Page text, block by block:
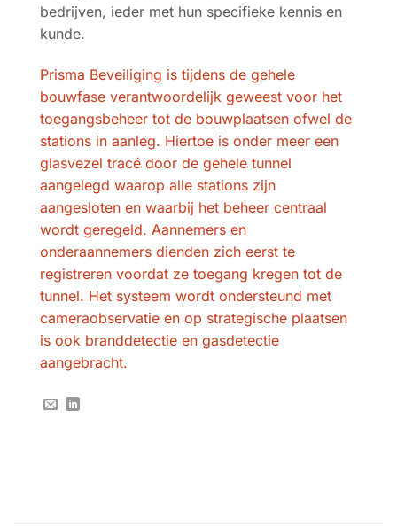
bedrijven, ieder met hun specifieke kennis en
kunde.
Prisma Beveiliging is tijdens de gehele
bouwfase verantwoordelijk geweest voor het
toegangsbeheer tot de bouwplaatsen ofwel de
stations in aanleg. Hiertoe is onder meer een
glasvezel tracé door de gehele tunnel
aangelegd waarop alle stations zijn
aangesloten en waarbij het beheer centraal
wordt geregeld. Aannemers en
onderaannemers dienden zich eerst te
registreren voordat ze toegang kregen tot de
tunnel. Het systeem wordt ondersteund met
cameraobservatie en op strategische plaatsen
is ook branddetectie en gasdetectie
aangebracht.